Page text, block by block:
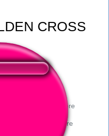
CROSS
aimé ce bouton sonore
ce bouton sonore